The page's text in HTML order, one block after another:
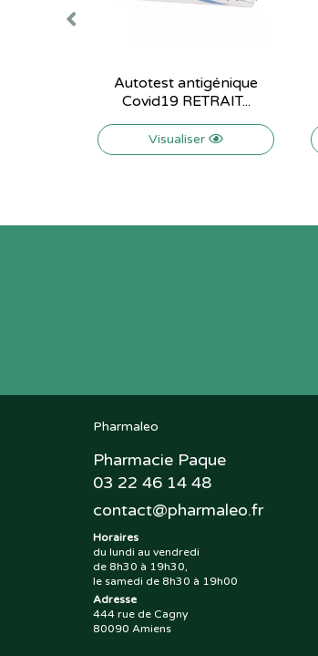
Autotest antigénique
Covid19 RETRAIT...
Visualiser
Pharmaleo
Pharmacie Paque
03 22 46 14 48
contact@pharmaleo.fr
Horaires
du lundi au vendredi
de 8h30 à 19h30,
le samedi de 8h30 à 19h00
Adresse
444 rue de Cagny
80090 Amiens